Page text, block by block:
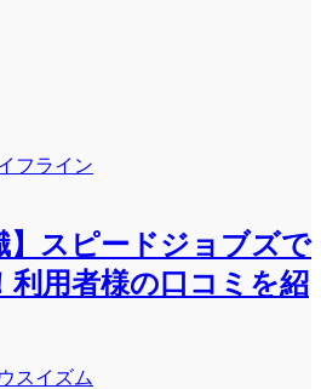
フライン
】スピードジョブズで
利用者様の口コミを紹
スイズム